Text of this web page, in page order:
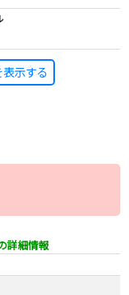
示する
詳細情報